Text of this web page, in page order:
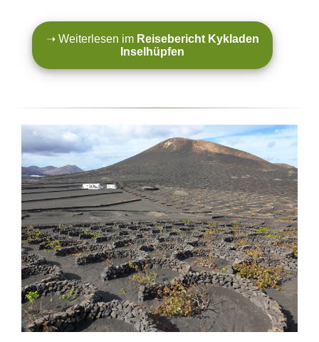
➝ Weiterlesen im Reisebericht Kykladen
Inselhüpfen